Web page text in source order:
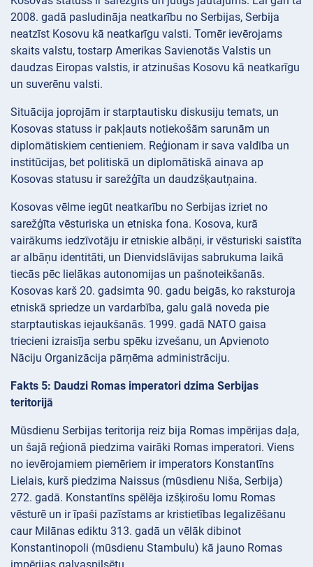
2008. gadā pasludināja neatkarību no Serbijas, Serbija
neatzīst Kosovu kā neatkarīgu valsti. Tomēr ievērojams
skaits valstu, tostarp Amerikas Savienotās Valstis un
daudzas Eiropas valstis, ir atzinušas Kosovu kā neatkarīgu
un suverēnu valsti.
Situācija joprojām ir starptautisku diskusiju temats, un
Kosovas statuss ir pakļauts notiekošām sarunām un
diplomātiskiem centieniem. Reģionam ir sava valdība un
institūcijas, bet politiskā un diplomātiskā ainava ap
Kosovas statusu ir sarežģīta un daudzšķautņaina.
Kosovas vēlme iegūt neatkarību no Serbijas izriet no
sarežģīta vēsturiska un etniska fona. Kosova, kurā
vairākums iedzīvotāju ir etniskie albāņi, ir vēsturiski saistīta
ar albāņu identitāti, un Dienvidslāvijas sabrukuma laikā
tiecās pēc lielākas autonomijas un pašnoteikšanās.
Kosovas karš 20. gadsimta 90. gadu beigās, ko raksturoja
etniskā spriedze un vardarbība, galu galā noveda pie
starptautiskas iejaukšanās. 1999. gadā NATO gaisa
triecieni izraisīja serbu spēku izvešanu, un Apvienoto
Nāciju Organizācija pārņēma administrāciju.
Fakts 5: Daudzi Romas imperatori dzima Serbijas
teritorijā
Mūsdienu Serbijas teritorija reiz bija Romas impērijas daļa,
un šajā reģionā piedzima vairāki Romas imperatori. Viens
no ievērojamiem piemēriem ir imperators Konstantīns
Lielais, kurš piedzima Naissus (mūsdienu Niša, Serbija)
272. gadā. Konstantīns spēlēja izšķirošu lomu Romas
vēsturē un ir īpaši pazīstams ar kristietības legalizēšanu
caur Milānas ediktu 313. gadā un vēlāk dibinot
Konstantinopoli (mūsdienu Stambulu) kā jauno Romas